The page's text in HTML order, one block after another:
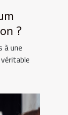
?
à une